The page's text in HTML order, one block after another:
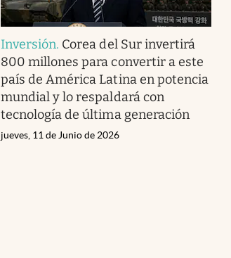
Inversión. Corea del Sur invertirá
800 millones para convertir a este
país de América Latina en potencia
mundial y lo respaldará con
tecnología de última generación
jueves, 11 de Junio de 2026